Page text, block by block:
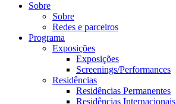
Sobre
Sobre
Redes e parceiros
Programa
Exposições
Exposições
Screenings/Performances
Residências
Residências Permanentes
Residências Internacionais